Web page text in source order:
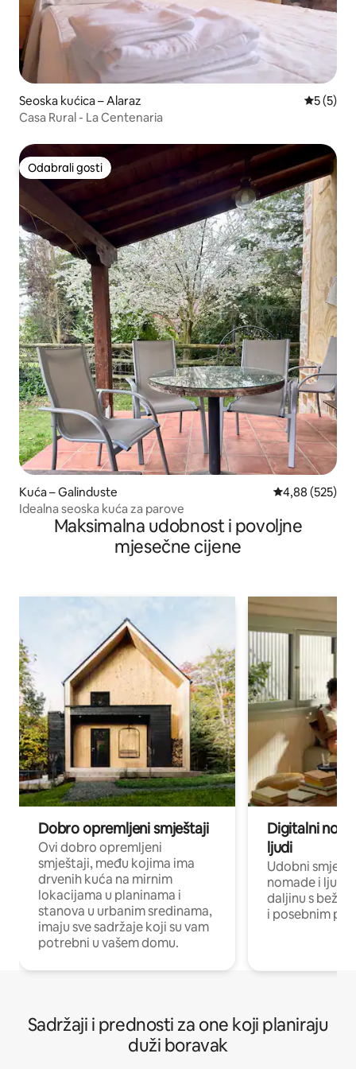
Seoska kućica – Alaraz
5 (5)
Casa Rural - La Centenaria
Odabrali gosti
Odabrali gosti
Kuća – Galinduste Prosječna
4,88 (525)
Idealna seoska kuća za parove
Maksimalna udobnost i povoljne
mjesečne cijene
Dobro opremljeni smještaji
Ovi dobro opremljeni
smještaji, među kojima ima
drvenih kuća na mirnim
lokacijama u planinama i
stanova u urbanim sredinama,
imaju sve sadržaje koji su vam
potrebni u vašem domu.
Digitalni
ljudi
Udobni
nomade i ljude
daljinu s
i posebnim
Sadržaji i prednosti za one koji planiraju
duži boravak